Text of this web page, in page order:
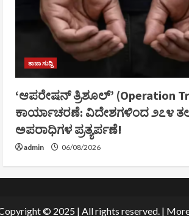
ತಾಜಾ ಸುದ್ದಿ
‘ಆಪರೇಷನ್ ತ್ರಿಶೂಲ್’ (Operation
ಕಾರ್ಯಾಚರಣೆ: ವಿದೇಶಗಳಿಂದ ೨೭೪
ಅಪರಾಧಿಗಳ ಪ್ರತ್ಯರ್ಪಣೆ!
admin 06/08/2026
© 2025 | All rights reserved. |